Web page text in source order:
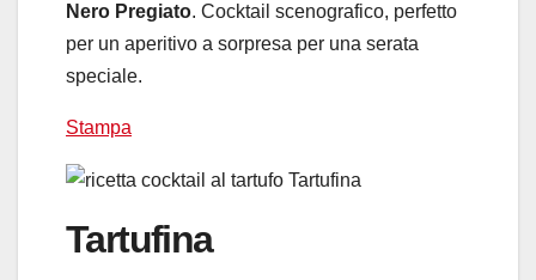
Nero Pregiato. Cocktail scenografico, perfetto
per un aperitivo a sorpresa per una serata
speciale.
Stampa
Tartufina